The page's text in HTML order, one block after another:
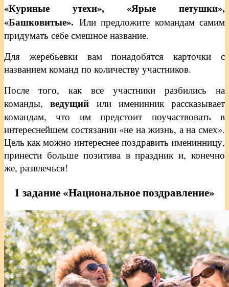
«Куриные утехи», «Ярые петушки»,
«Башковитые». Или предложите командам самим
придумать себе смешное название.
Для жеребьевки вам понадобятся карточки с
названием команд по количеству участников.
После того, как все участники разбились на
команды, ведущий или именинник рассказывает
командам, что им предстоит поучаствовать в
интереснейшем состязании «не на жизнь, а на смех».
Цель как можно интереснее поздравить именинницу,
принести больше позитива в праздник и, конечно
же, развлечься!
1 задание «Национальное поздравление»